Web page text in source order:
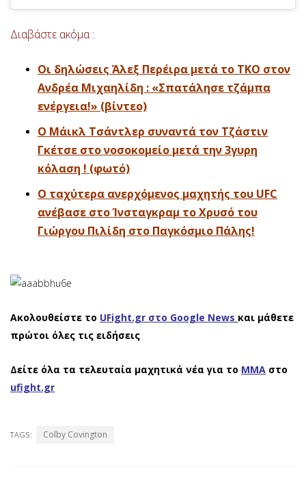
Διαβάστε ακόμα:
Οι δηλώσεις Άλεξ Περέιρα μετά το ΤΚΟ στον
Ανδρέα Μιχαηλίδη : «Σπατάλησε τζάμπα
ενέργεια!» (βίντεο)
O Μάικλ Τσάντλερ συναντά τον Τζάστιν
Γκέτσε στο νοσοκομείο μετά την 3γυρη
κόλαση ! (φωτό)
Ο ταχύτερα ανερχόμενος μαχητής του UFC
ανέβασε στο Ίνσταγκραμ το Χρυσό του
Γιώργου Πιλίδη στο Παγκόσμιο Πάλης!
Ακολουθείστε το UFight.gr στο Google News και μάθετε
πρώτοι όλες τις ειδήσεις
Δείτε όλα τα τελευταία μαχητικά νέα για το ΜΜΑ στο
ufight.gr
TAGS: Colby Covington